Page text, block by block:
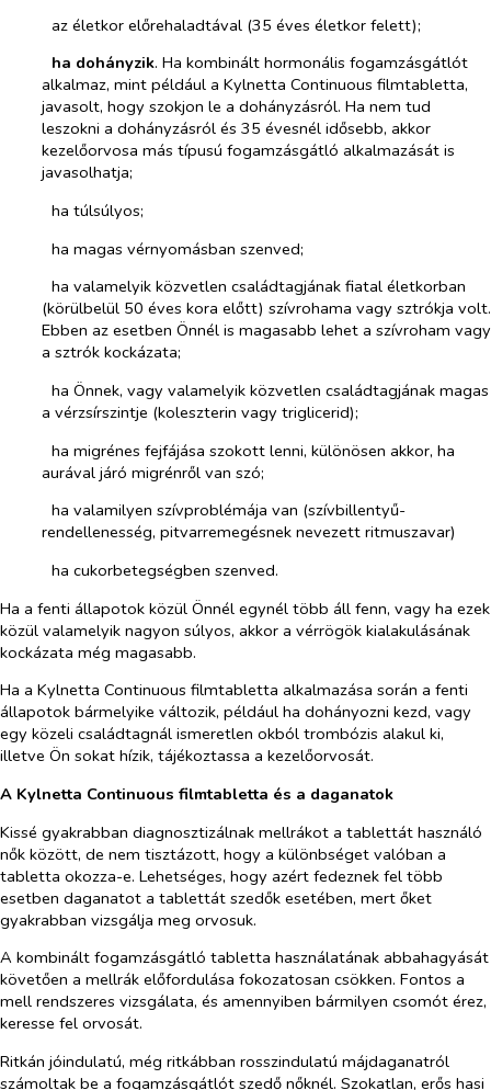
az életkor előrehaladtával (35 éves életkor felett);
ha dohányzik. Ha kombinált hormonális fogamzásgátlót
alkalmaz, mint például a Kylnetta Continuous filmtabletta,
javasolt, hogy szokjon le a dohányzásról. Ha nem tud
leszokni a dohányzásról és 35 évesnél idősebb, akkor
kezelőorvosa más típusú fogamzásgátló alkalmazását is
javasolhatja;
ha túlsúlyos;
ha magas vérnyomásban szenved;
ha valamelyik közvetlen családtagjának fiatal életkorban
(körülbelül 50 éves kora előtt) szívrohama vagy sztrókja volt.
Ebben az esetben Önnél is magasabb lehet a szívroham vagy
a sztrók kockázata;
ha Önnek, vagy valamelyik közvetlen családtagjának magas
a vérzsírszintje (koleszterin vagy triglicerid);
ha migrénes fejfájása szokott lenni, különösen akkor, ha
aurával járó migrénről van szó;
ha valamilyen szívproblémája van (szívbillentyű-
rendellenesség, pitvarremegésnek nevezett ritmuszavar)
ha cukorbetegségben szenved.
Ha a fenti állapotok közül Önnél egynél több áll fenn, vagy ha ezek
közül valamelyik nagyon súlyos, akkor a vérrögök kialakulásának
kockázata még magasabb.
Ha a Kylnetta Continuous filmtabletta alkalmazása során a fenti
állapotok bármelyike változik, például ha dohányozni kezd, vagy
egy közeli családtagnál ismeretlen okból trombózis alakul ki,
illetve Ön sokat hízik, tájékoztassa a kezelőorvosát.
A Kylnetta Continuous filmtabletta és a daganatok
Kissé gyakrabban diagnosztizálnak mellrákot a tablettát használó
nők között, de nem tisztázott, hogy a különbséget valóban a
tabletta okozza-e. Lehetséges, hogy azért fedeznek fel több
esetben daganatot a tablettát szedők esetében, mert őket
gyakrabban vizsgálja meg orvosuk.
A kombinált fogamzásgátló tabletta használatának abbahagyását
követően a mellrák előfordulása fokozatosan csökken. Fontos a
mell rendszeres vizsgálata, és amennyiben bármilyen csomót érez,
keresse fel orvosát.
Ritkán jóindulatú, még ritkábban rosszindulatú májdaganatról
számoltak be a fogamzásgátlót szedő nőknél. Szokatlan, erős hasi